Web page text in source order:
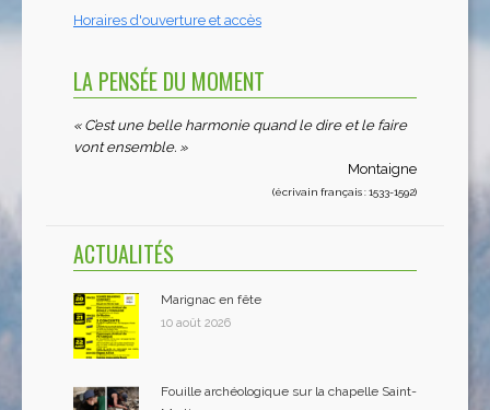
Horaires d'ouverture et accès
LA PENSÉE DU MOMENT
« C’est une belle harmonie quand le dire et le faire
vont ensemble. »
Montaigne
(écrivain français : 1533-1592)
ACTUALITÉS
Marignac en fête
10 août 2026
Fouille archéologique sur la chapelle Saint-